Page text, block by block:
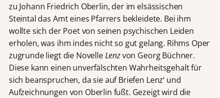
zu Johann Friedrich Oberlin, der im elsässischen
Steintal das Amt eines Pfarrers bekleidete. Bei ihm
wollte sich der Poet von seinen psychischen Leiden
erholen, was ihm indes nicht so gut gelang. Rihms Oper
zugrunde liegt die NovelleLenzvon Georg Büchner.
Diese kann einen unverfälschten Wahrheitsgehalt für
sich beanspruchen, da sie auf Briefen Lenz‘ und
Aufzeichnungen von Oberlin fußt. Gezeigt wird die